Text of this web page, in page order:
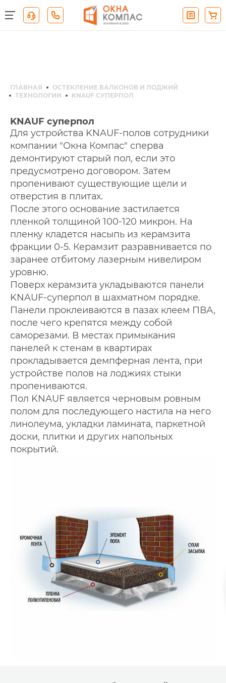
ГЛАВНАЯ
ОСТЕКЛЕНИЕ БАЛКОНОВ И ЛОДЖИЙ
ТЕХНОЛОГИИ
KNAUF СУПЕРПОЛ
KNAUF суперпол
Для устройства KNAUF-полов сотрудники
компании "Окна Компас" сперва
демонтируют старый пол, если это
предусмотрено договором. Затем
пропенивают существующие щели и
отверстия в плитах.
После этого основание застилается
пленкой толщиной 100-120 микрон. На
пленку кладется насыпь из керамзита
фракции 0-5. Керамзит разравнивается по
заранее отбитому лазерным нивелиром
уровню.
Поверх керамзита укладываются панели
KNAUF-суперпол в шахматном порядке.
Панели проклеиваются в пазах клеем ПВА,
после чего крепятся между собой
саморезами. В местах примыкания
панелей к стенам в квартирах
прокладывается демпферная лента, при
устройстве полов на лоджиях стыки
пропениваются.
Пол KNAUF является черновым ровным
полом для последующего настила на него
линолеума, укладки ламината, паркетной
доски, плитки и других напольных
покрытий.